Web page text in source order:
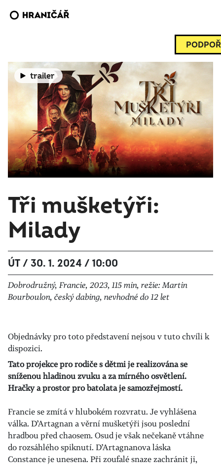
trailer
Tři mušketýři:
Milady
ÚT / 30. 1. 2024 / 10:00
Dobrodružný, Francie, 2023, 115 min, režie: Martin
Bourboulon, český dabing, nevhodné do 12 let
Objednávky pro toto představení nejsou v tuto chvíli k
dispozici.
Tato projekce pro rodiče s dětmi je realizována se
sníženou hladinou zvuku a za mírného osvětlení.
Hračky a prostor pro batolata je samozřejmostí.
Francie se zmítá v hlubokém rozvratu. Je vyhlášena
válka. D’Artagnan a věrní mušketýři jsou poslední
hradbou před chaosem. Osud je však nečekaně vtáhne
do rozsáhlého spiknutí. D’Artagnanova láska
Constance je unesena. Při zoufalé snaze zachránit ji,